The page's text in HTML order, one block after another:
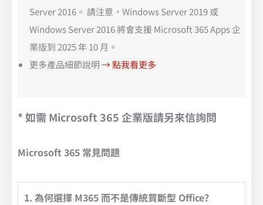
Server 2016。 請注意，Windows Server 2019 或
Windows Server 2016 將會支援 Microsoft 365 Apps 企
業版到 2025 年 10 月。
更多產品細節說明→ 點我看更多
* 如需 Microsoft 365 企業版請另來信詢問
Microsoft 365 常見問題
1. 為何選擇 M365 而不是傳統買斷型 Office?